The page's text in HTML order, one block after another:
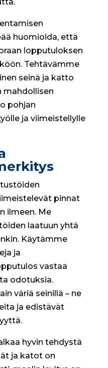
huomioida, että
lopputuloksen
Tehtävämme
seinä ja katto
mahdollisen
pohjan
ja viimeistellylle
pinnat
ilmeen. Me
laatuun yhtä
Käytämme
ja
vastaa
odotuksia.
väriä seinillä – ne
ja edistävät
hyvin tehdystä
ja katot on